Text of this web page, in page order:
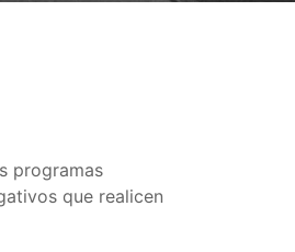
programas
que realicen